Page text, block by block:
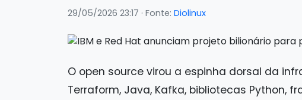
29/05/2026 23:17 · Fonte: Diolinux
O open source virou a espinha dorsal da
Terraform, Java, Kafka, bibliotecas Python,